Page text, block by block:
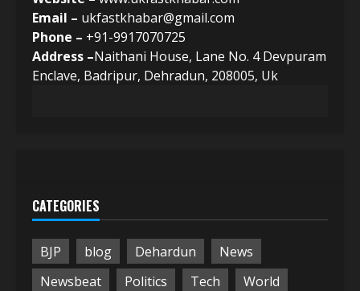
Email – ukfastkhabar@gmail.com
Phone – +91-9917070725
Address –Naithani House, Lane No. 4 Devpuram
Enclave, Badripur, Dehradun, 208005, Uk
CATEGORIES
BJP blog Dehardun
News
Newsbeat
Politics Tech
World